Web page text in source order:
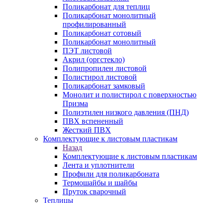
Поликарбонат для теплиц
Поликарбонат монолитный
профилированный
Поликарбонат сотовый
Поликарбонат монолитный
ПЭТ листовой
Акрил (оргстекло)
Полипропилен листовой
Полистирол листовой
Поликарбонат замковый
Монолит и полистирол с поверхностью
Призма
Полиэтилен низкого давления (ПНД)
ПВХ вспененный
Жесткий ПВХ
Комплектующие к листовым пластикам
Назад
Комплектующие к листовым пластикам
Лента и уплотнители
Профили для поликарбоната
Термошайбы и шайбы
Пруток сварочный
Теплицы